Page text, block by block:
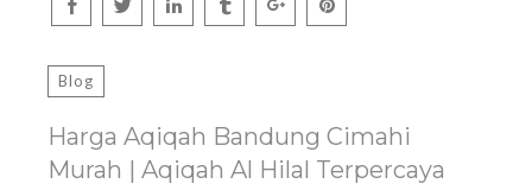
Blog
Harga Aqiqah Bandung Cimahi
Murah | Aqiqah Al Hilal Terpercaya